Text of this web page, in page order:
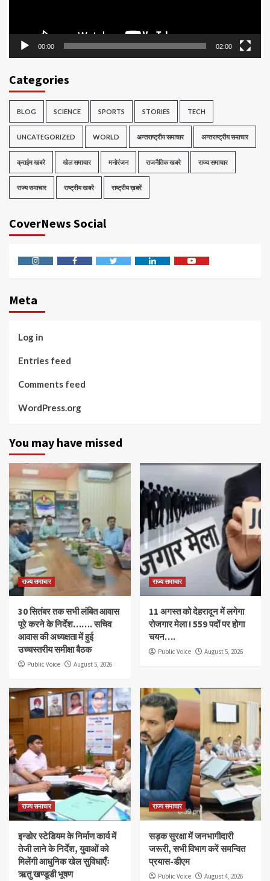
00:00 02:00
Categories
BLOG SCIENCE SPORTS STORIES TECH
UNCATEGORIZED WORLD अन्तराष्ट्रीय समाचार अन्तराष्ट्रीय समाचार
क्राईम खबरे खेल समाचार मनोरंजन राजनैतिक खबरे राज्य समाचार
राज्य समाचार राष्ट्रीय खबरे राष्ट्रीय ख़बरें
CoverNews Social
Meta
Log in
Entries feed
Comments feed
WordPress.org
You may have missed
राज्य समाचार
30 सितंबर तक सभी लंबित आवास
पूरे करने के निर्देश……. सचिव
आवास की अध्यक्षता में हुई
उच्चस्तरीय समीक्षा बैठक
Public Voice August 5, 2026
राज्य समाचार
11 अगस्त को देहरादून में लगेगा
रोजगार मेला ! 559 पदों पर होगा
चयन….
Public Voice August 5, 2026
राज्य समाचार
इन्डोर स्टेडियम के निर्माण कार्य में
तेजी लाने के निर्देश, युवाओं को
मिलेंगी आधुनिक खेल सुविधाएँः
ऋतु खण्डूडी भूषण
राज्य समाचार
सड़क सुरक्षा में जनभागीदारी
जरूरी, सभी विभाग करें समन्वित
प्रयास-डीएम
Public Voice August 4, 2026